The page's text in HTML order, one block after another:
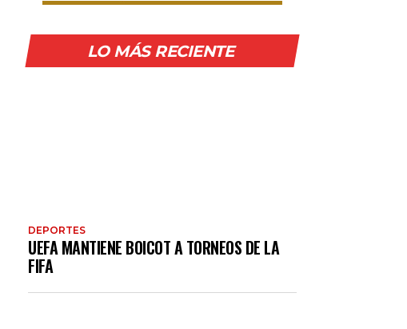
LO MÁS RECIENTE
DEPORTES
UEFA MANTIENE BOICOT A TORNEOS DE LA
FIFA